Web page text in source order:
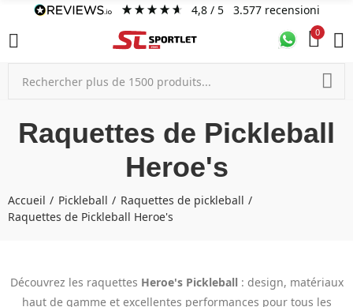
4,8/ 5 3.577 recensioni
0
Raquettes de Pickleball
Heroe's
Accueil Pickleball
Raquettes de pickleball
Raquettes de Pickleball Heroe's
Découvrez les raquettes Heroe's Pickleball : design, matériaux
haut de gamme et excellentes performances pour tous les